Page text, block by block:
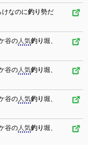
けなのに釣り勢だ
谷の人気釣り堀、
谷の人気釣り堀、
谷の人気釣り堀、
谷の人気釣り堀、